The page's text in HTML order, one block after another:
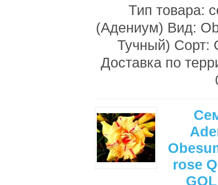
Тип товара:
(Адениум) Вид:
Тучный) Сорт:
Доставка по
rose